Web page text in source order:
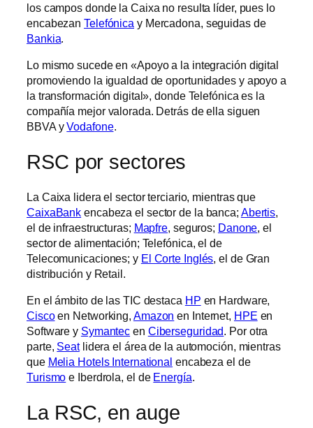
los campos donde la Caixa no resulta líder, pues lo
encabezanTelefónica y Mercadona, seguidas de
Bankia
Lo mismo sucede en «Apoyo a la integración digital
promoviendo la igualdad de oportunidades y apoyo a
la transformación digital», donde Telefónica es la
compañía mejor valorada. Detrás de ella siguen
BBVA yVodafone.
RSC por sectores
La Caixa lidera el sector terciario, mientras que
CaixaBank encabeza el sector de la banca; Abertis,
el de infraestructuras; Mapfre, seguros; Danone, el
sector de alimentación; Telefónica, el de
Telecomunicaciones; y El Corte Inglés, el de Gran
distribución y Retail.
En el ámbito de las TIC destaca HP en Hardware,
Ciscoen Networking, Amazon en Internet, HPE en
Software y Symantec en Ciberseguridad. Por otra
parte, Seatlidera el área de la automoción, mientras
que Melia Hotels International encabeza el de
Turismo e Iberdrola, el de Energía.
La RSC, en auge